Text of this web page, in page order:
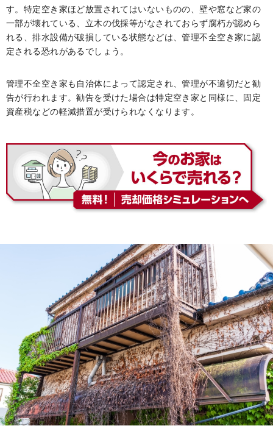
す。特定空き家ほど放置されてはいないものの、壁や窓など家の
一部が壊れている、立木の伐採等がなされておらず腐朽が認めら
れる、排水設備が破損している状態などは、管理不全空き家に認
定される恐れがあるでしょう。
管理不全空き家も自治体によって認定され、管理が不適切だと勧
告が行われます。勧告を受けた場合は特定空き家と同様に、固定
資産税などの軽減措置が受けられなくなります。